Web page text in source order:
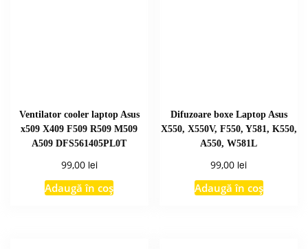
Ventilator cooler laptop Asus
x509 X409 F509 R509 M509
A509 DFS561405PL0T
99,00 lei
Adaugă în coș
Difuzoare boxe Laptop Asus
X550, X550V, F550, Y581, K550,
A550, W581L
99,00 lei
Adaugă în coș